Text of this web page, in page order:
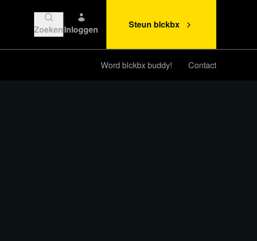
ZoekenInloggen Steun blckbx
Word blckbx buddy! Contact